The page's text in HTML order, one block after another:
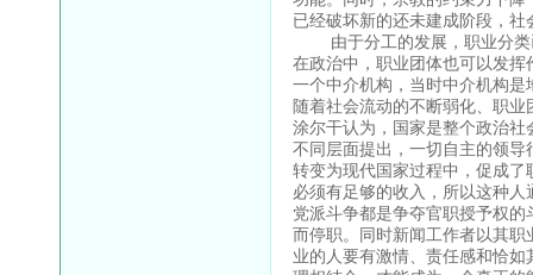
已经破坏新的还未建成阶段，
由于分工的发展，职业分类
在政治中，职业团体也可以发
一个中介机构，当时中介机构
随着社会流动的不断弱化、职
涂尔干认为，国家是整个政治
不同层面提出，一切自主的领
转变为现代国家过程中，促成
必须有足够的收入，所以这种
党派斗争都是争夺官职授予权
而停职。同时新闻工作者以其
业的人要有激情、责任感和恰